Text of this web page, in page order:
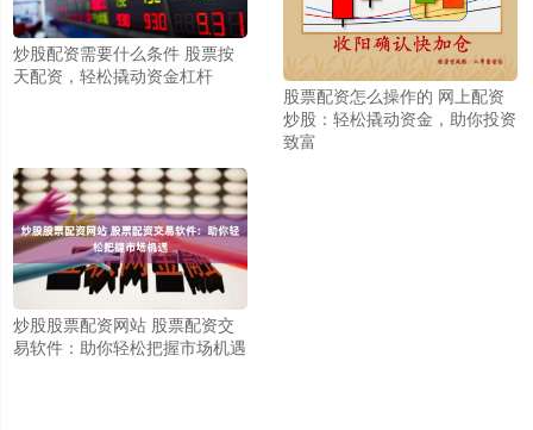
炒股配资需要什么条件 股票按
天配资，轻松撬动资金杠杆
股票配资怎么操作的 网上配资
炒股：轻松撬动资金，助你投资
致富
炒股股票配资网站 股票配资交
易软件：助你轻松把握市场机遇